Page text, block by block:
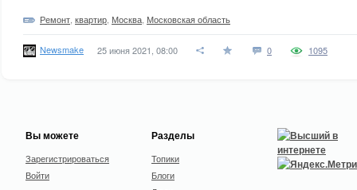
Ремонт квартир Москва Московская область
Newsmake 25 июня 2021, 08:00 0 1095
Вы можете
Зарегистрироваться
Войти
Разделы
Топики
Блоги